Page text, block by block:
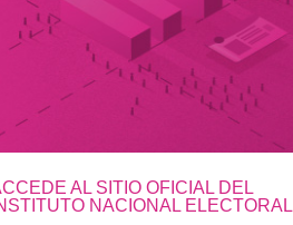
AL SITIO OFICIAL DEL
NACIONAL ELECTORAL